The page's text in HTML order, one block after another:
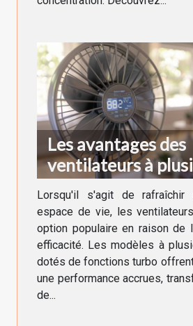
Les avantages des
ventilateurs à
vitesses et
Lorsqu'il s'agit de rafraîchir
espace de vie, les
option populaire en raison de
efficacité. Les modèles à
dotés de fonctions turbo
une performance accrues,
de...